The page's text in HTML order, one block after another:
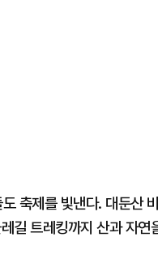
축제를 빛낸다. 대둔산
길 트레킹까지 산과 자